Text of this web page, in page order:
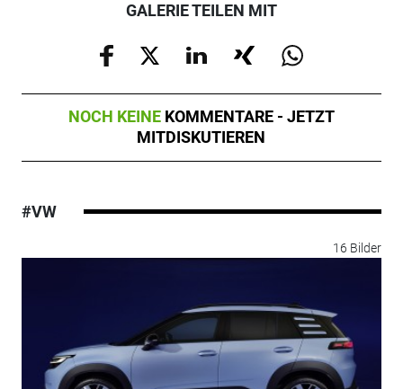
GALERIE TEILEN MIT
NOCH KEINE KOMMENTARE - JETZT
MITDISKUTIEREN
#VW
16 Bilder